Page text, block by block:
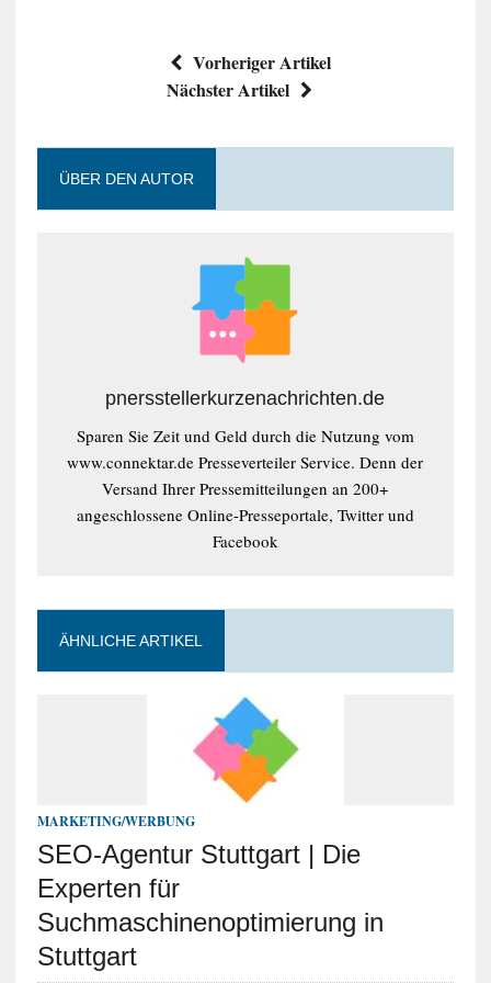
Vorheriger Artikel
Nächster Artikel
ÜBER DEN AUTOR
pnersstellerkurzenachrichten.de
Sparen Sie Zeit und Geld durch die Nutzung vom
www.connektar.de Presseverteiler Service. Denn der
Versand Ihrer Pressemitteilungen an 200+
angeschlossene Online-Presseportale, Twitter und
Facebook
ÄHNLICHE ARTIKEL
MARKETING/WERBUNG
SEO-Agentur Stuttgart | Die
Experten für
Suchmaschinenoptimierung in
Stuttgart